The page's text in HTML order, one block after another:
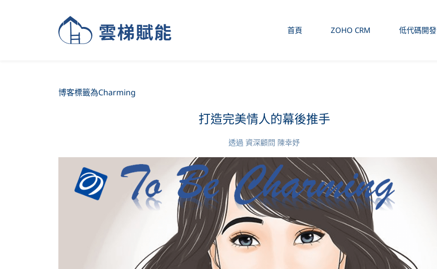
首頁 ZOHO CRM 低代碼開發
博客標籤為Charming
打造完美情人的幕後推手
透過 資深顧問 陳幸妤